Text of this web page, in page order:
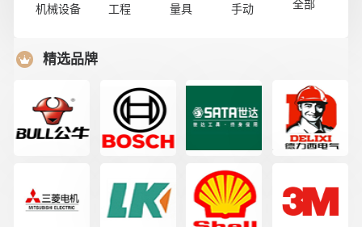
机械设备 工程 量具 手动 全部
精选品牌